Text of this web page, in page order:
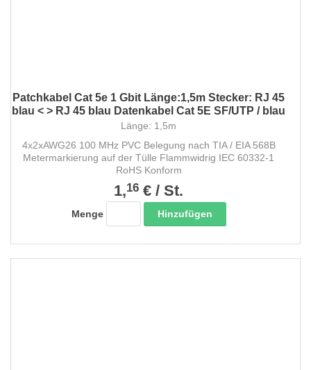
Patchkabel Cat 5e 1 Gbit Länge:1,5m Stecker: RJ 45
blau < > RJ 45 blau Datenkabel Cat 5E SF/UTP / blau
Länge: 1,5m
4x2xAWG26 100 MHz PVC Belegung nach TIA / EIA 568B
Metermarkierung auf der Tülle Flammwidrig IEC 60332-1
RoHS Konform
1,16 € / St.
Menge Hinzufügen